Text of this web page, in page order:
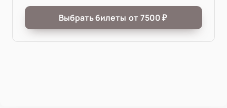
Выбрать билеты от 7500₽